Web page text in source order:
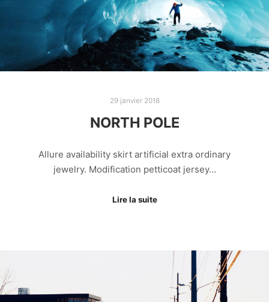
29 janvier 2018
NORTH POLE
Allure availability skirt artificial extra ordinary
jewelry. Modification petticoat jersey…
Lire la suite